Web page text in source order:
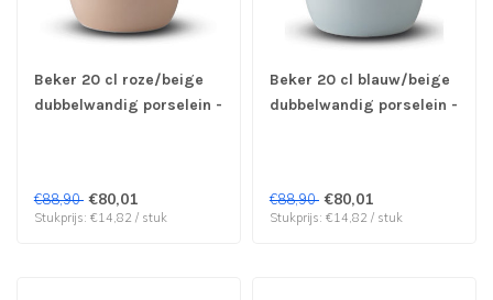
Beker 20 cl roze/beige
dubbelwandig porselein -
€88,90 €80,01
Stukprijs: €14,82 / stuk
Beker 20 cl blauw/beige
dubbelwandig porselein -
€88,90 €80,01
Stukprijs: €14,82 / stuk